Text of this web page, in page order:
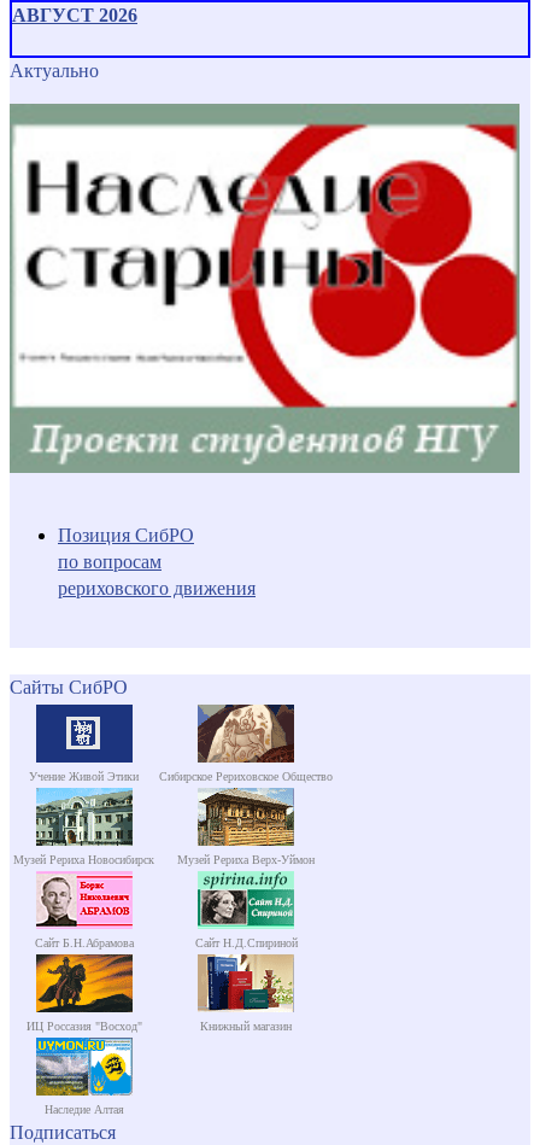
АВГУСТ 2026
Актуально
Позиция СибРО
по вопросам
рериховского движения
Сайты СибРО
Учение Живой Этики Сибирское Рериховское Общество
Музей Рериха Новосибирск Музей Рериха Верх-Уймон
Сайт Б.Н.Абрамова Сайт Н.Д.Спириной
ИЦ Россазия "Восход" Книжный магазин
Наследие Алтая
Подписаться